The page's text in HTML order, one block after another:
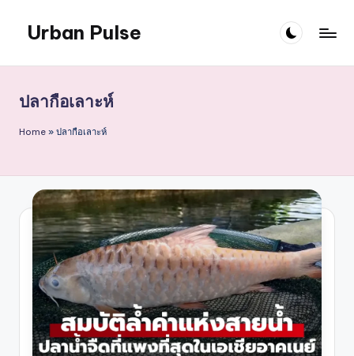
content
Urban Pulse
ปลากือเลาะห์
Home » ปลากือเลาะห์